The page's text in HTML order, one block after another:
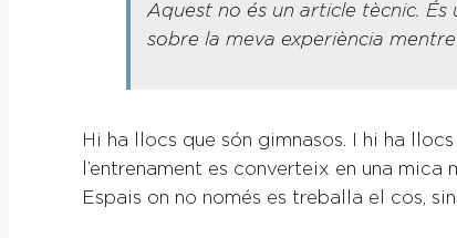
Aquest no és un article tècnic.
sobre la meva experiència
Hi ha llocs que són gimnasos. I hi ha
l’entrenament es converteix en una mica
Espais on no només es treballa el cos,